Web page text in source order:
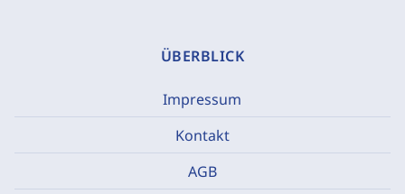
ÜBERBLICK
Impressum
Kontakt
AGB